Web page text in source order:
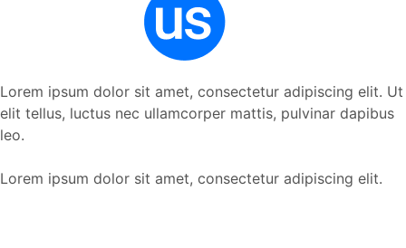
Lorem ipsum dolor sit amet, consectetur adipiscing elit. Ut
elit tellus, luctus nec ullamcorper mattis, pulvinar dapibus
leo.
Lorem ipsum dolor sit amet, consectetur adipiscing elit.